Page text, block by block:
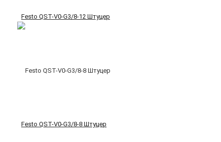
Festo QST-V0-G3/8-12 Штуцер
Festo QST-V0-G3/8-8 Штуцер